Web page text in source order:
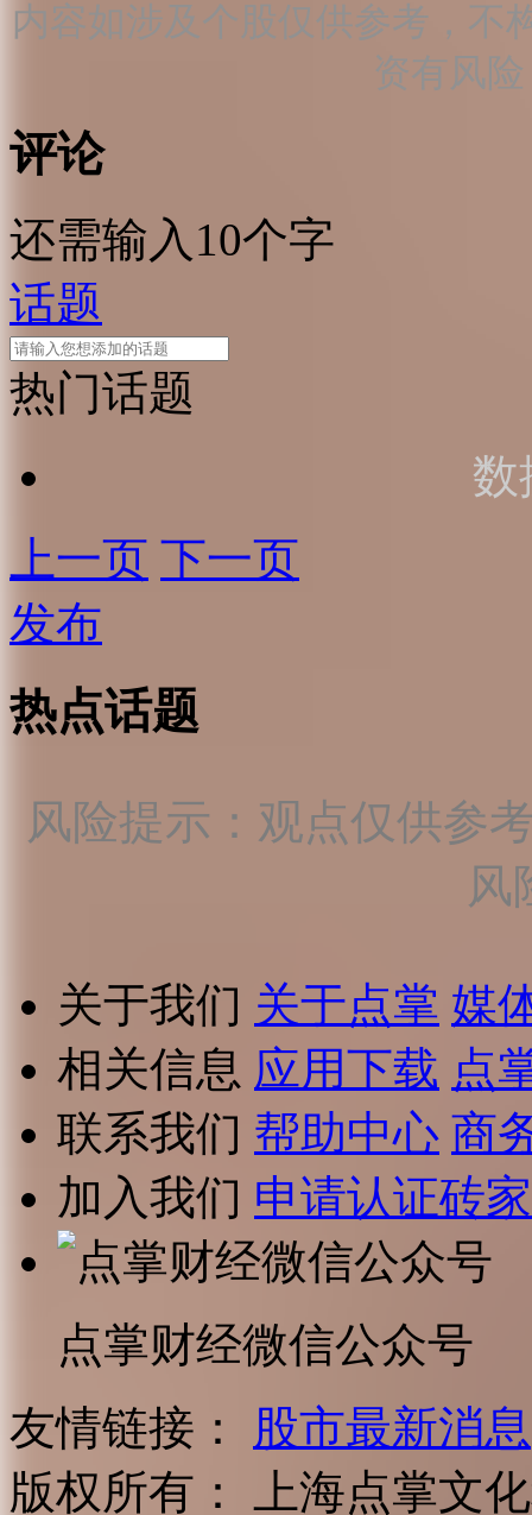
内容如涉及个股仅供参考，不
资有风
评论
还需输入10个字
话题
热门话题
数
上一页 下一页
发布
热点话题
风险提示：观点仅供参
风
关于我们 关于点掌 媒
相关信息 应用下载 点
联系我们 帮助中心 商
加入我们 申请认证砖家
点掌财经微信公众号
友情链接：
股市最新消息
版权所有：
上海点掌文